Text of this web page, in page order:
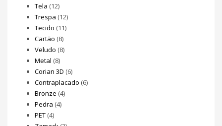
Tela (12)
Trespa (12)
Tecido (11)
Cartão (8)
Veludo (8)
Metal (8)
Corian 3D (6)
Contraplacado (6)
Bronze (4)
Pedra (4)
PET (4)